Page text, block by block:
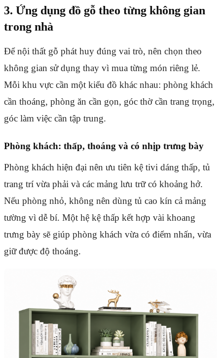
3. Ứng dụng đồ gỗ theo từng không gian
trong nhà
Để nội thất gỗ phát huy đúng vai trò, nên chọn theo
không gian sử dụng thay vì mua từng món riêng lẻ.
Mỗi khu vực cần một kiểu đồ khác nhau: phòng khách
cần thoáng, phòng ăn cần gọn, góc thờ cần trang trọng,
góc làm việc cần tập trung.
Phòng khách: thấp, thoáng và có nhịp trưng bày
Phòng khách hiện đại nên ưu tiên kệ tivi dáng thấp, tủ
trang trí vừa phải và các mảng lưu trữ có khoảng hở.
Nếu phòng nhỏ, không nên dùng tủ cao kín cả mảng
tường vì dễ bí. Một hệ kệ thấp kết hợp vài khoang
trưng bày sẽ giúp phòng khách vừa có điểm nhấn, vừa
giữ được độ thoáng.